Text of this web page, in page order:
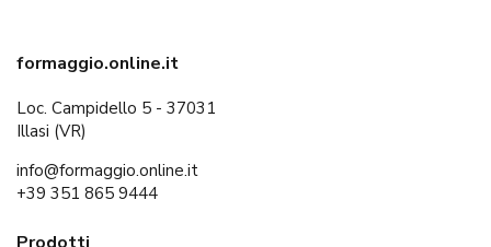
formaggio.online.it
Loc. Campidello 5 - 37031
Illasi (VR)
info@formaggio.online.it
+39 351 865 9444
Prodotti